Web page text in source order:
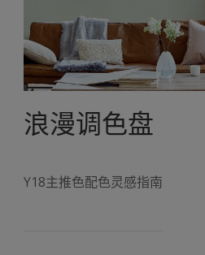
浪漫调色盘
Y18主推色配色灵感指南